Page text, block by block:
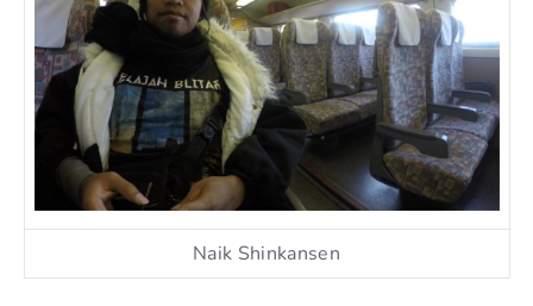
Naik Shinkansen